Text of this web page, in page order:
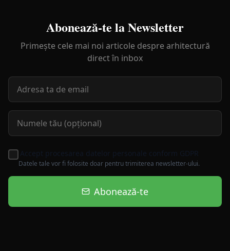
Abonează-te la Newsletter
Primește cele mai noi articole despre arhitectură
direct în inbox
Accept procesarea datelor personale conform GDPR
Datele tale vor fi folosite doar pentru trimiterea newsletter-ului.
Abonează-te